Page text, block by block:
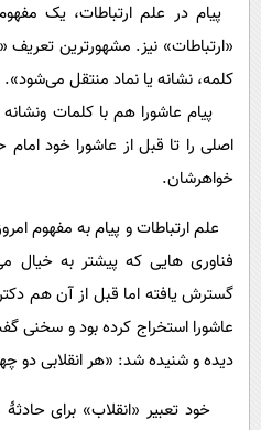
پیام در علم ارتباطات، یک
«ارتباطات» نیز. مشهورترین تعریف
کلمه، نشانه یا نماد منتقل می‌شود».
پیام عاشورا هم با کلمات
اصلی را تا قبل از عاشورا خود
خواهرشان.
فناوری هایی که پیشتر به
گسترش یافته اما قبل از آن هم
دیده و شنیده شد: «هر انقلابی دو
خود تعبیر «انقلاب» برای